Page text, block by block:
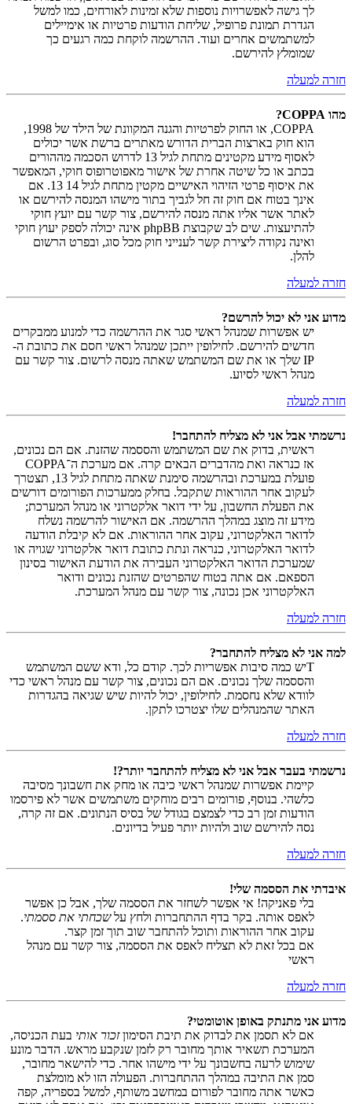
לך גישה לאפשרויות נוספות שלא זמינות לאורחים, כמו למשל
הגדרת תמונת פרופיל, שליחת הודעות פרטיות או אימיילים
למשתמשים אחרים ועוד. ההרשמה לוקחת כמה רגעים כך
שמומלץ להירשם.
חזרה למעלה
מהו COPPA?
COPPA, או החוק לפרטיות והגנה המקוונת של הילד של 1998,
הוא חוק בארצות הברית הדורש מאתרים ברשת אשר יכולים
לאסוף מידע מקטינים מתחת לגיל 13 לדרוש הסכמה מההורים
בכתב או כל שיטה אחרת של אישור מאפוטרופוס חוקי, המאפשר
את איסוף פרטי הזיהוי האישיים מקטין מתחת לגיל 14 13. אם
אינך בטוח אם חוק זה חל לגביך בתור מישהו המנסה להירשם או
לאתר אשר אליו אתה מנסה להירשם, צור קשר עם יועץ חוקי
להתיעצות. שים לב שקבוצת phpBB אינה יכולה לספק יעוץ חוקי
ואינה נקודה ליצירת קשר לענייני חוק מכל סוג, ובפרט הרשום
להלן.
חזרה למעלה
מדוע אני לא יכול להרשם?
יש אפשרות שמנהל ראשי סגר את ההרשמה כדי למנוע ממבקרים
חדשים להירשם. לחילופין ייתכן שמנהל ראשי חסם את כתובת ה-
IP שלך או את שם המשתמש שאתה מנסה לרשום. צור קשר עם
מנהל ראשי לסיוע.
חזרה למעלה
נרשמתי אבל אני לא מצליח להתחבר!
ראשית, בדוק את שם המשתמש והססמה שהזנת. אם הם נכונים,
אז כנראה ואת מהדברים הבאים קרה. אם מערכת ה־COPPA
פועלת במערכת ובהרשמה סימנת שאתה מתחת לגיל 13, תצטרך
לעקוב אחר ההוראות שתקבל. בחלק ממערכות הפורומים דורשים
את הפעלת החשבון, על ידי דואר אלקטרוני או מנהל המערכת;
מידע זה מוצג במהלך ההרשמה. אם האישור להרשמה נשלח
לדואר האלקטרוני, עקוב אחר ההוראות. אם לא קיבלת הודעה
לדואר האלקטרוני, כנראה ונתת כתובת דואר אלקטרוני שגויה או
שמערכת הדואר האלקטרוני העבירה את הודעת האישור בסינון
הספאם. אם אתה בטוח שהפרטים שהזנת נכונים ודואר
האלקטרוני אכן נכונה, צור קשר עם מנהל המערכת.
חזרה למעלה
למה אני לא מצליח להתחבר?
Tיש כמה סיבות אפשריות לכך. קודם כל, ודא ששם המשתמש
והססמה שלך נכונים. אם הם נכונים, צור קשר עם מנהל ראשי כדי
לוודא שלא נחסמת. לחילופין, יכול להיות שיש שגיאה בהגדרות
האתר שהמנהלים שלו יצטרכו לתקן.
חזרה למעלה
נרשמתי בעבר אבל אני לא מצליח להתחבר יותר?!
קיימת אפשרות שמנהל ראשי כיבה או מחק את חשבונך מסיבה
כלשהי. בנוסף, פורומים רבים מוחקים משתמשים אשר לא פירסמו
הודעות זמן רב כדי לצמצם בגודל של בסיס הנתונים. אם זה קרה,
נסה להירשם שוב ולהיות יותר פעיל בדיונים.
חזרה למעלה
איבדתי את הססמה שלי!
בלי פאניקה! אי אפשר לשחזר את הססמה שלך, אבל כן אפשר
לאפס אותה. בקר בדף ההתחברות ולחץ עלשכחתי את ססמתי.
עקוב אחר ההוראות ותוכל להתחבר שוב תוך זמן קצר.
אם בכל זאת לא תצליח לאפס את הססמה, צור קשר עם מנהל
ראשי
חזרה למעלה
מדוע אני מתנתק באופן אוטומטי?
אם לא תסמן את לבדוק את תיבת הסימוןזכור אותי בעת הכניסה,
המערכת תשאיר אותך מחובר רק לזמן שנקבע מראש. הדבר מונע
שימוש לרעה בחשבונך על ידי מישהו אחר. כדי להישאר מחובר,
סמן את התיבה במהלך ההתחברות. הפעולה הזו לא מומלצת
כאשר אתה מחובר לפורום במחשב משותף, למשל בספריה, קפה